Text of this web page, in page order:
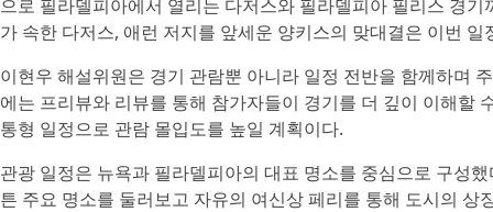
으로 필라델피아에서 열리는 다저스와 필라델피아 필리스 경
가 속한 다저스, 애런 저지를 앞세운 양키스의 맞대결은 이번
이현우 해설위원은 경기 관람뿐 아니라 일정 전반을 함께하며
에는 프리뷰와 리뷰를 통해 참가자들이 경기를 더 깊이 이해할
통형 일정으로 관람 몰입도를 높일 계획이다.
관광 일정은 뉴욕과 필라델피아의 대표 명소를 중심으로 구성
튼 주요 명소를 둘러보고 자유의 여신상 페리를 통해 도시의